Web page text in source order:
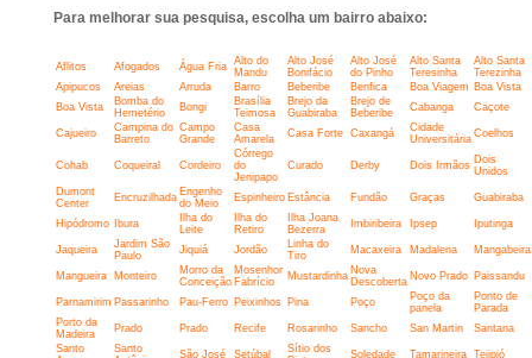
Para melhorar sua pesquisa, escolha um bairro abaixo:
Aflitos Afogados Água Fria
Alto do
Mandu
Alto José
Bonifácio
Alto José
do Pinho
Alto Santa
Teresinha
Alto Santa
Terezinha
Apipucos
Areias Arruda Barro Beberibe Benfica Boa Viagem Boa Vista
Boa Vista
Bomba do
Hemetério
Bongi
Brasília
Teimosa
Brejo da
Guabiraba
Brejo de
Beberibe
Cabanga Caçote
Cajueiro
Campina do
Barreto
Campo
Grande
Casa
Amarela
Casa Forte Caxangá
Cidade
Universitária Coelhos
Cohab Coqueiral Cordeiro
Córrego
do
Jenipapo
Curado Derby Dois Irmãos Dois
Unidos
Dumont
Center
Encruzilhada Engenho
do Meio
Espinheiro Estância Fundão Graças Guabiraba
Hipódromo Ibura
Ilha do
Leite
Ilha do
Retiro
Ilha Joana
Bezerra
Imbiribeira Ipsep Iputinga
Jaqueira
Jardim São
Paulo
Jiquiá Jordão
Linha do
Tiro
Macaxeira Madalena Mangabeira
Mangueira Monteiro
Morro da
Conceição
Mosenhor
Fabrício
Mustardinha Nova
Descoberta Novo Prado Paissandu
Parnamirim Passarinho Pau-Ferro Peixinhos Pina Poço
Poço da
panela
Ponto de
Parada
Porto da
Madeira
Prado Prado Recife Rosarinho Sancho San Martin
Santana
Santo
Santo
São José Setúbal
Sítio dos
Soledade Tamarineira Tejipió